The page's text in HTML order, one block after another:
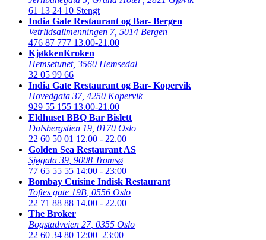
61 13 24 10 Stengt
India Gate Restaurant og Bar- Bergen
Vetrlidsallmenningen 7, 5014 Bergen
476 87 777 13.00-21.00
KjøkkenKroken
Hemsetunet, 3560 Hemsedal
32 05 99 66
India Gate Restaurant og Bar- Kopervik
Hovedgata 37, 4250 Kopervik
929 55 155 13.00-21.00
Eldhuset BBQ Bar Bislett
Dalsbergstien 19 0170 Oslo
22 60 50 01 12.00 - 22.00
Golden Sea Restaurant AS
Sjøgata 39 9008 Tromsø
77 65 55 55 14:00 - 23:00
Bombay Cuisine Indisk Restaurant
Toftes gate 19B 0556 Oslo
22 71 88 88 14.00 - 22.00
The Broker
Bogstadveien 27, 0355 Oslo
22 60 34 80 12:00–23:00